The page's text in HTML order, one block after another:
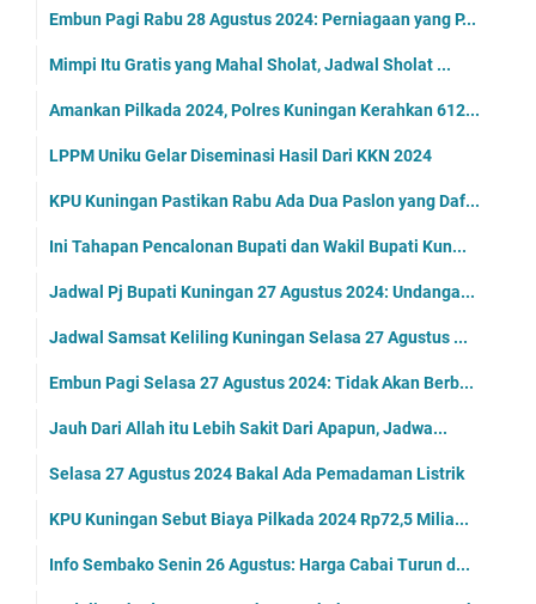
Embun Pagi Rabu 28 Agustus 2024: Perniagaan yang P...
Mimpi Itu Gratis yang Mahal Sholat, Jadwal Sholat ...
Amankan Pilkada 2024, Polres Kuningan Kerahkan 612...
LPPM Uniku Gelar Diseminasi Hasil Dari KKN 2024
KPU Kuningan Pastikan Rabu Ada Dua Paslon yang Daf...
Ini Tahapan Pencalonan Bupati dan Wakil Bupati Kun...
Jadwal Pj Bupati Kuningan 27 Agustus 2024: Undanga...
Jadwal Samsat Keliling Kuningan Selasa 27 Agustus ...
Embun Pagi Selasa 27 Agustus 2024: Tidak Akan Berb...
Jauh Dari Allah itu Lebih Sakit Dari Apapun, Jadwa...
Selasa 27 Agustus 2024 Bakal Ada Pemadaman Listrik
KPU Kuningan Sebut Biaya Pilkada 2024 Rp72,5 Milia...
Info Sembako Senin 26 Agustus: Harga Cabai Turun d...